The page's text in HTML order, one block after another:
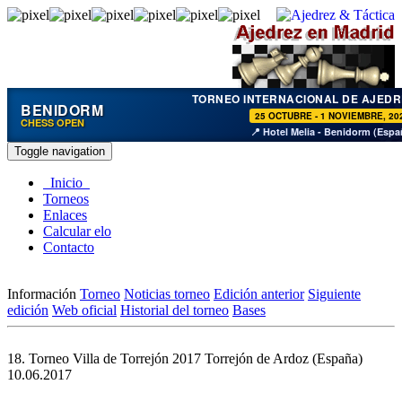
BENIDORM
CHESS OPEN
TORNEO INTERNACIONAL DE
25 OCTUBRE - 1 NOVIEMBRE,
📍 Hotel Melia - Benidorm
Toggle navigation
Inicio
Torneos
Enlaces
Calcular elo
Contacto
Información Torneo Noticias torneo Edición anterior Siguiente
edición Web oficial Historial del torneo Bases
18. Torneo Villa de Torrejón 2017 Torrejón de Ardoz (España)
10.06.2017